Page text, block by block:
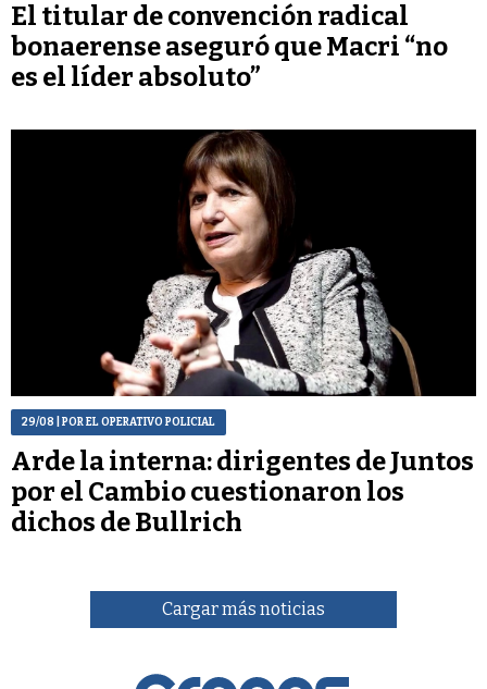
El titular de convención radical
bonaerense aseguró que Macri “no
es el líder absoluto”
29/08 | POR EL OPERATIVO POLICIAL
Arde la interna: dirigentes de Juntos
por el Cambio cuestionaron los
dichos de Bullrich
Cargar más noticias